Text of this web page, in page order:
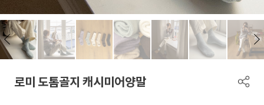
로미 도톰골지 캐시미어양말